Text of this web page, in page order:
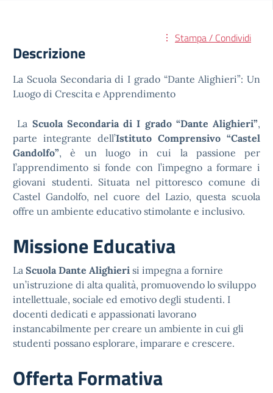
Stampa / Condividi
Descrizione
La Scuola Secondaria di I grado “Dante Alighieri”: Un
Luogo di Crescita e Apprendimento
La Scuola Secondaria di I grado “Dante Alighieri”,
parte integrante dell’Istituto Comprensivo “Castel
Gandolfo”, è un luogo in cui la passione per
l’apprendimento si fonde con l’impegno a formare i
giovani studenti. Situata nel pittoresco comune di
Castel Gandolfo, nel cuore del Lazio, questa scuola
offre un ambiente educativo stimolante e inclusivo.
Missione Educativa
La Scuola Dante Alighieri si impegna a fornire
un’istruzione di alta qualità, promuovendo lo sviluppo
intellettuale, sociale ed emotivo degli studenti. I
docenti dedicati e appassionati lavorano
instancabilmente per creare un ambiente in cui gli
studenti possano esplorare, imparare e crescere.
Offerta Formativa